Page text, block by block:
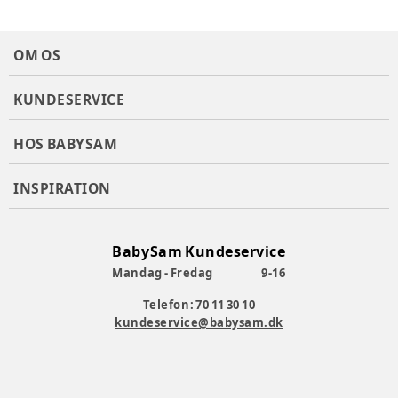
OM OS
KUNDESERVICE
HOS BABYSAM
INSPIRATION
BabySam Kundeservice
Mandag - Fredag
9-16
Telefon: 70 11 30 10
kundeservice@babysam.dk